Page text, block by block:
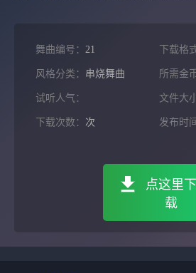
舞曲编号： 21 下载格
风格分类： 串烧舞曲 所需金
试听人气： 文件大
下载次数： 次 发布时
点这里下
载